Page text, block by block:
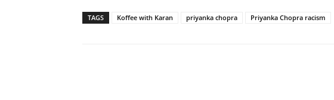
TAGS Koffee with Karan priyanka chopra Priyanka Chopra racism